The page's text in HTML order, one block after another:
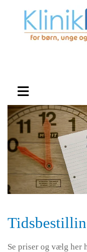
Se priser og vælg